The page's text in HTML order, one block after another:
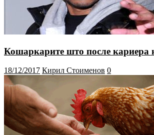
Кошаркарите што после кариера
18/12/2017 Кирил Стоименов 0